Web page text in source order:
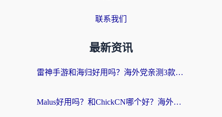
联系我们
最新资讯
雷神手游和海归好用吗？海外党亲测3款热门回国加速器+番茄加速器深度体验
Malus好用吗？和ChickCN哪个好？海外党亲测：选对回国加速器，追剧游戏不卡顿